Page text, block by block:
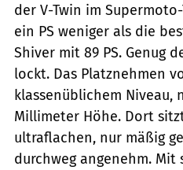
der V-Twin im
ein PS weniger als die
Shiver mit 89 PS. Genug
lockt. Das Platznehmen
klassenüblichem Niveau,
Millimeter Höhe. Dort
ultraflachen, nur mäßig
durchweg angenehm. Mit